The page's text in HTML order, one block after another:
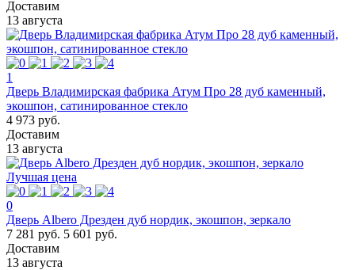
Доставим
13 августа
1
Дверь Владимирская фабрика Атум Про 28 дуб каменный,
экошпон, сатинированное стекло
4 973 руб.
Доставим
13 августа
Лучшая цена
0
Дверь Albero Дрезден дуб нордик, экошпон, зеркало
7 281 руб. 5 601 руб.
Доставим
13 августа